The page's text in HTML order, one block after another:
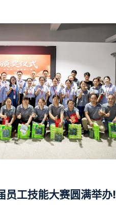
员工技能大赛圆满举办!